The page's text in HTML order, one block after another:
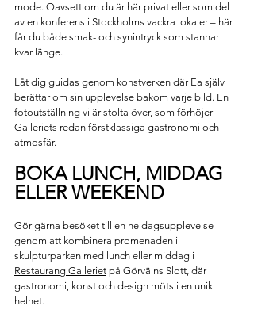
mode. Oavsett om du är här privat eller som del
av en konferens i Stockholms vackra lokaler – här
får du både smak- och synintryck som stannar
kvar länge.
Låt dig guidas genom konstverken där Ea själv
berättar om sin upplevelse bakom varje bild. En
fotoutställning vi är stolta över, som förhöjer
Galleriets redan förstklassiga gastronomi och
atmosfär.
BOKA LUNCH, MIDDAG
ELLER WEEKEND
Gör gärna besöket till en heldagsupplevelse
genom att kombinera promenaden i
skulpturparken med lunch eller middag i
Restaurang Galleriet på Görvälns Slott, där
gastronomi, konst och design möts i en unik
helhet.